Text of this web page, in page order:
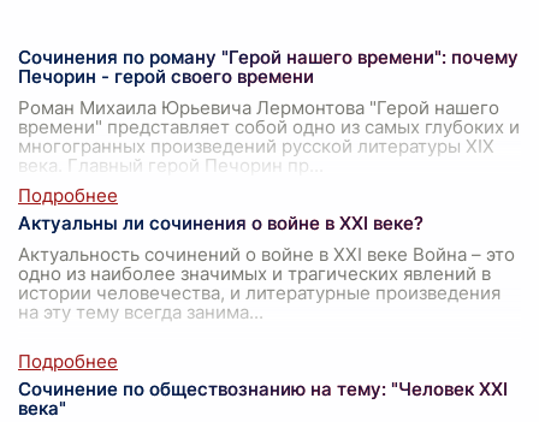
Сочинения по роману "Герой нашего времени": почему
Печорин - герой своего времени
Роман Михаила Юрьевича Лермонтова "Герой нашего
времени" представляет собой одно из самых глубоких и
многогранных произведений русской литературы XIX
века. Главный герой Печорин пр
Актуальны ли сочинения о войне в XXI веке?
Актуальность сочинений о войне в XXI веке Война – это
одно из наиболее значимых и трагических явлений в
истории человечества, и литературные произведения
на эту тему всегда занима...
Сочинение по обществознанию на тему: "Человек XXI
века"